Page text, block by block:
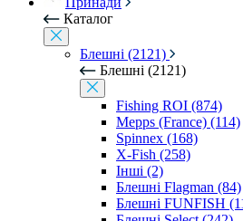
Каталог
Блешні (2121)
Блешні (2121)
Fishing ROI (874)
Mepps (France) (114)
Spinnex (168)
X-Fish (258)
Інші (2)
Блешні Flagman (84)
Блешні FUNFISH